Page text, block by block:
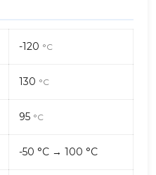
-120 °C
130 °C
95 °C
-50 °C → 100 °C